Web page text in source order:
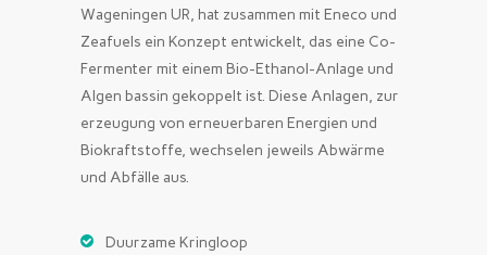
Wageningen UR, hat zusammen mit Eneco und
Zeafuels ein Konzept entwickelt, das eine Co-
Fermenter mit einem Bio-Ethanol-Anlage und
Algen bassin gekoppelt ist. Diese Anlagen, zur
erzeugung von erneuerbaren Energien und
Biokraftstoffe, wechselen jeweils Abwärme
und Abfälle aus.
Duurzame Kringloop